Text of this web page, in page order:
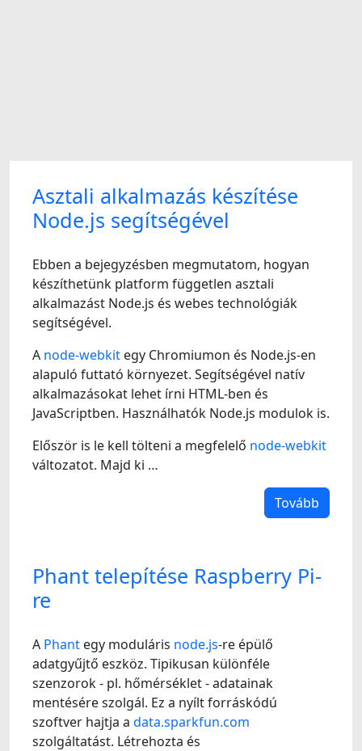
Asztali alkalmazás készítése
Node.js segítségével
Ebben a bejegyzésben megmutatom, hogyan
készíthetünk platform független asztali
alkalmazást Node.js és webes technológiák
segítségével.
A node-webkit egy Chromiumon és Node.js-en
alapuló futtató környezet. Segítségével natív
alkalmazásokat lehet írni HTML-ben és
JavaScriptben. Használhatók Node.js modulok is.
Először is le kell tölteni a megfelelő node-webkit
változatot. Majd ki …
Tovább
Phant telepítése Raspberry Pi-
re
A Phant egy moduláris node.js-re épülő
adatgyűjtő eszköz. Tipikusan különféle
szenzorok - pl. hőmérséklet - adatainak
mentésére szolgál. Ez a nyílt forráskódú
szoftver hajtja a data.sparkfun.com
szolgáltatást. Létrehozta és